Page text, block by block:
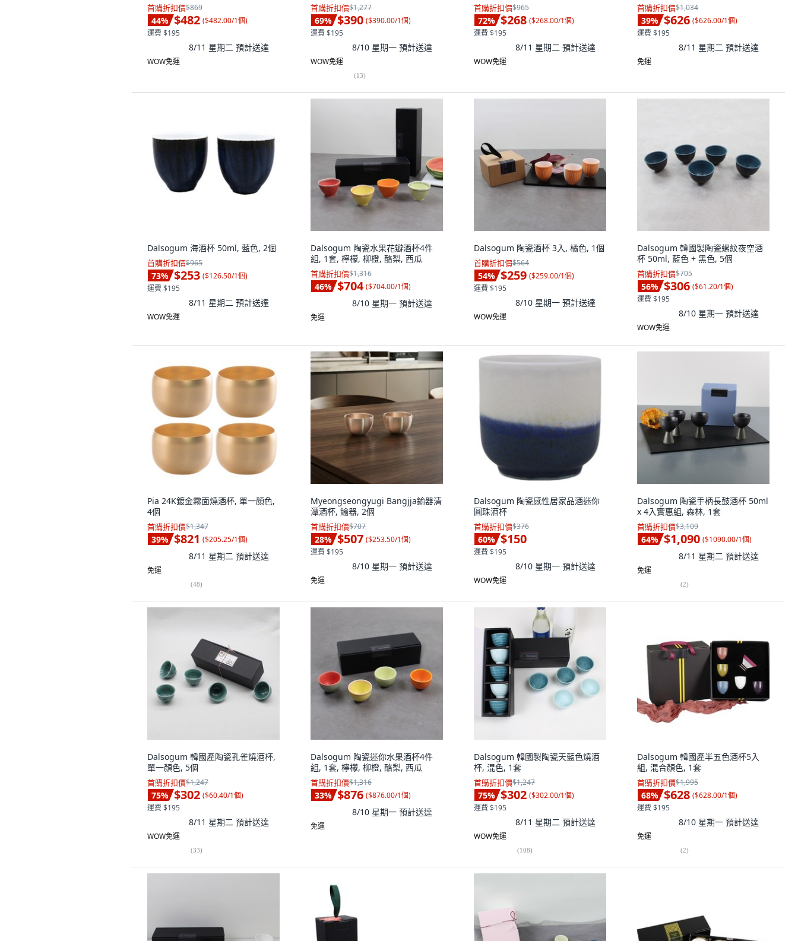
首購折扣價$869
44% $482 ($482.00/1個)
運費 $195
8/11 星期二 預計送達
WOW免運
首購折扣價$1,277
69% $390 ($390.00/1個)
運費 $195
8/10 星期一 預計送達
WOW免運
(13)
首購折扣價$965
72% $268 ($268.00/1個)
運費 $195
8/11 星期二 預計送達
WOW免運
首購折扣價$1,034
39% $626 ($626.00/1個)
運費 $195
8/11 星期二 預計送達
免運
Dalsogum 海酒杯 50ml, 藍色, 2個
首購折扣價$965
73% $253 ($126.50/1個)
運費 $195
8/11 星期二 預計送達
WOW免運
Dalsogum 陶瓷水果花瓣酒杯4件
組, 1套, 檸檬, 柳橙, 酪梨, 西瓜
首購折扣價$1,316
46% $704 ($704.00/1個)
8/10 星期一 預計送達
免運
Dalsogum 陶瓷酒杯 3入, 橘色, 1個
首購折扣價$564
54% $259 ($259.00/1個)
運費 $195
8/10 星期一 預計送達
WOW免運
Dalsogum 韓國製陶瓷螺紋夜空酒
杯 50ml, 藍色 + 黑色, 5個
首購折扣價$705
56% $306 ($61.20/1個)
運費 $195
8/10 星期一 預計送達
WOW免運
Pia 24K鍍金霧面燒酒杯, 單一顏色,
4個
首購折扣價$1,347
39% $821 ($205.25/1個)
8/11 星期二 預計送達
免運
(48)
Myeongseongyugi Bangjja鍮器清
潭酒杯, 鍮器, 2個
首購折扣價$707
28% $507 ($253.50/1個)
運費 $195
8/10 星期一 預計送達
免運
Dalsogum 陶瓷感性居家品酒迷你
圓珠酒杯
首購折扣價$376
60% $150
運費 $195
8/10 星期一 預計送達
WOW免運
Dalsogum 陶瓷手柄長鼓酒杯 50ml
x 4入實惠組, 森林, 1套
首購折扣價$3,109
64% $1,090 ($1090.00/1個)
8/11 星期二 預計送達
免運
(2)
Dalsogum 韓國產陶瓷孔雀燒酒杯,
單一顏色, 5個
首購折扣價$1,247
75% $302 ($60.40/1個)
運費 $195
8/11 星期二 預計送達
WOW免運
(33)
Dalsogum 陶瓷迷你水果酒杯4件
組, 1套, 檸檬, 柳橙, 酪梨, 西瓜
首購折扣價$1,316
33% $876 ($876.00/1個)
8/10 星期一 預計送達
免運
Dalsogum 韓國製陶瓷天藍色燒酒
杯, 混色, 1套
首購折扣價$1,247
75% $302 ($302.00/1個)
運費 $195
8/11 星期二 預計送達
WOW免運
(108)
Dalsogum 韓國產半五色酒杯5入
組, 混合顏色, 1套
首購折扣價$1,995
68% $628 ($628.00/1個)
運費 $195
8/10 星期一 預計送達
免運
(2)